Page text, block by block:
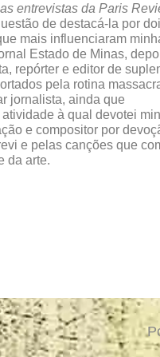
entrevistas da Paris
de destacá-la por
mais influenciaram
Estado de Minas,
repórter e editor de
pela rotina
jornalista, ainda que
à qual devotei
e compositor por
e pelas canções que
da arte.